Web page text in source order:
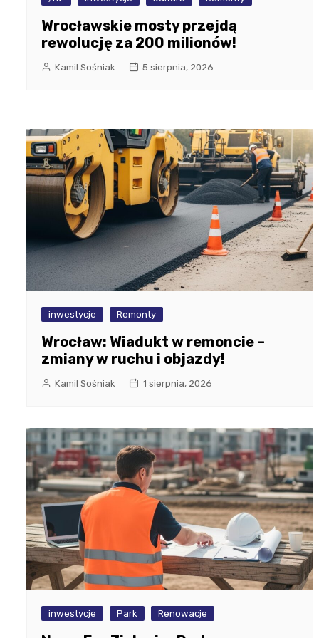
Wrocławskie mosty przejdą
rewolucję za 200 milionów!
Kamil Sośniak 5 sierpnia, 2026
inwestycje Remonty
Wrocław: Wiadukt w remoncie –
zmiany w ruchu i objazdy!
Kamil Sośniak 1 sierpnia, 2026
inwestycje Park Renowacje